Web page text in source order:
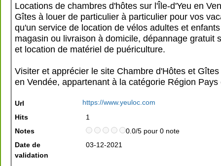
Locations de chambres d'hôtes sur l'Île-d'Yeu en
Gîtes à louer de particulier à particulier pour vos
qu'un service de location de vélos adultes et
magasin ou livraison à domicile, dépannage gratuit
et location de matériel de puériculture.
Visiter et apprécier le site Chambre d'Hôtes et Gîtes
en Vendée, appartenant à la catégorie Région Pays
Url
https://www.yeuloc.com
Hits
1
Notes
0.0/5 pour 0 note
Date de
validation
03-12-2021